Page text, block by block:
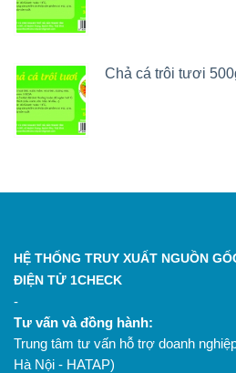
Chả cá trôi tươi
HỆ THỐNG TRUY XUẤT NGUỒN
ĐIỆN TỬ 1CHECK
-
Tư vấn và đồng hành:
Trung tâm tư vấn hỗ trợ doanh
Hà Nội - HATAP)